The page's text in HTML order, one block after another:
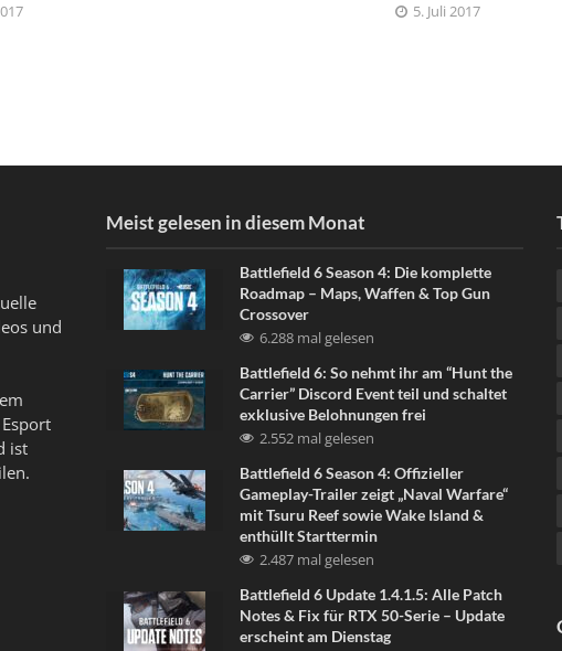
5. Juli 2017
und
ist
Meist gelesen in diesem Monat
Battlefield 6 Season 4: Die komplette
Roadmap – Maps, Waffen & Top Gun
Crossover
6.288 mal gelesen
Battlefield 6: So nehmt ihr am “Hunt the
Carrier” Discord Event teil und schaltet
exklusive Belohnungen frei
2.552 mal gelesen
Battlefield 6 Season 4: Offizieller
Gameplay-Trailer zeigt „Naval Warfare“
mit Tsuru Reef sowie Wake Island &
enthüllt Starttermin
2.487 mal gelesen
Battlefield 6 Update 1.4.1.5: Alle Patch
Notes & Fix für RTX 50-Serie – Update
erscheint am Dienstag